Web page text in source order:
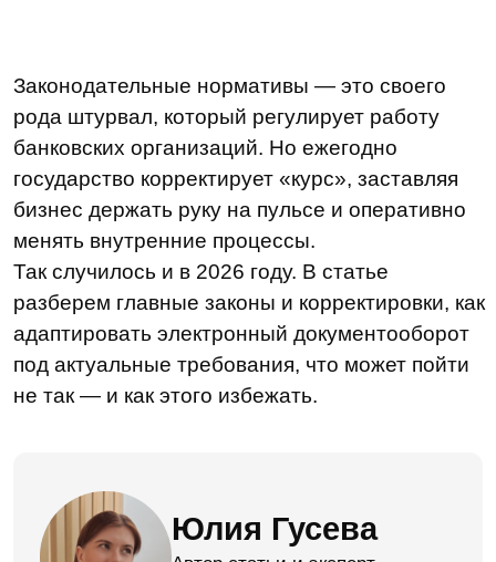
под актуальные требования, что может пойти
не так — и как этого избежать.
Юлия Гусева
LDM
Все полезные статьи
электронного обмена: что
нового в 2026 году